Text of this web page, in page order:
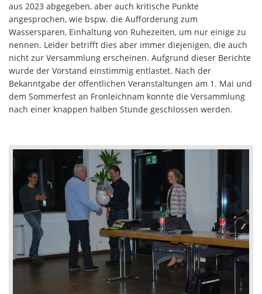
aus 2023 abgegeben, aber auch kritische Punkte
angesprochen, wie bspw. die Aufforderung zum
Wassersparen, Einhaltung von Ruhezeiten, um nur einige zu
nennen. Leider betrifft dies aber immer diejenigen, die auch
nicht zur Versammlung erscheinen. Aufgrund dieser Berichte
wurde der Vorstand einstimmig entlastet. Nach der
Bekanntgabe der öffentlichen Veranstaltungen am 1. Mai und
dem Sommerfest an Fronleichnam konnte die Versammlung
nach einer knappen halben Stunde geschlossen werden.